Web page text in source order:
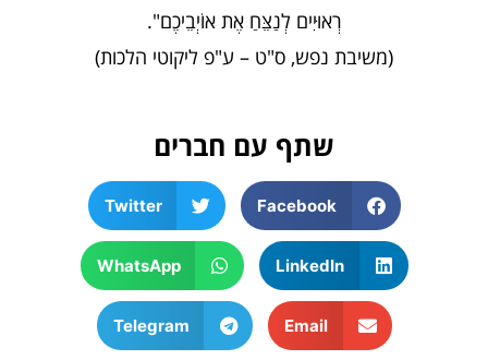
רְאוּיִים לְנַצֵּחַ אֶת אוֹיְבֵיכֶם".
(משיבת נפש, ס"ט – ע"פ ליקוטי הלכות)
שתף עם חברים
Facebook
Twitter
LinkedIn
WhatsApp
Email
Telegram